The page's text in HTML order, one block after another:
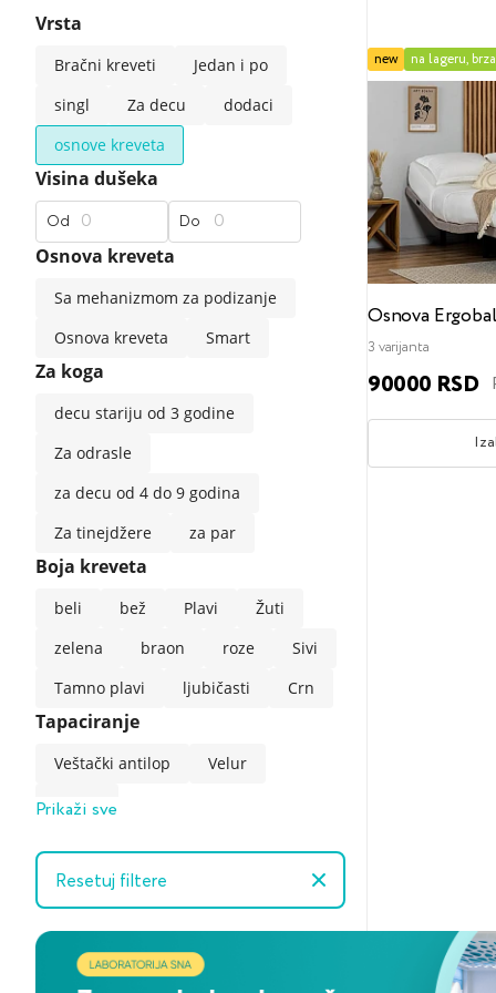
Ekskluzivni madraci
Premium materijali
Dečji madraci
Sigurni materijali
Naddušeci Tvrd Srednji Mekani
Popularni filteri
120x200 140x200 180x200
standardne sofe
Popularni filteri
za spavanje na boku za spavanje na leđima za
Vrsta
Bračni kreveti
Jedan i po
singl
Za decu
dodaci
osnove kreveta
Visina dušeka
Od Do
Osnova kreveta
Sa mehanizmom za podizanje
Osnova kreveta
Smart
Za koga
decu stariju od 3 godine
Za odrasle
za decu od 4 do 9 godina
Za tinejdžere
za par
Boja kreveta
beli bež Plavi
Žuti
zelena
braon roze
Sivi
Tamno plavi
ljubičasti Crn
Tapaciranje
Veštački antilop
Velur
somot
Lino
Veštačka koža
Stil kreveta
klasični Loft
Prikaži sve
Resetuj filtere
new na lageru,
Osnova
3 varijanta
90000 RSD